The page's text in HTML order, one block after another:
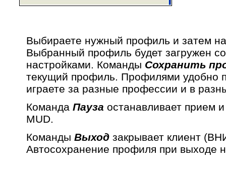
Выбираете нужный профиль и затем
Выбранный профиль будет загружен
настройками. Команды Сохранить
текущий профиль. Профилями удобно
играете за разные профессии и в
Команда Пауза останавливает прием
MUD.
Команды Выход закрывает клиент
Автосохранение профиля при выходе